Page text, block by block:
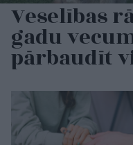
Veselības
gadu
pārbaudīt